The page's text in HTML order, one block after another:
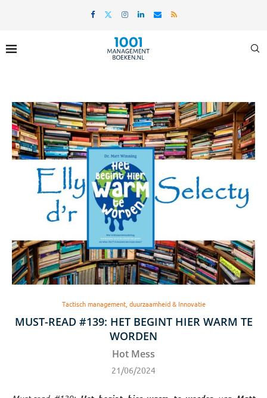
Tactisch management, duurzaamheid & Innovatie
MUST-READ #139: HET BEGINT HIER WARM TE
WORDEN
Hot Mess
21/06/2024